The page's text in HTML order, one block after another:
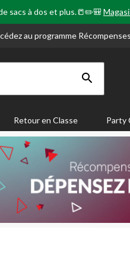
sacs à dos et plus.📒✏️🎒
au programme
Retour en Classe Party